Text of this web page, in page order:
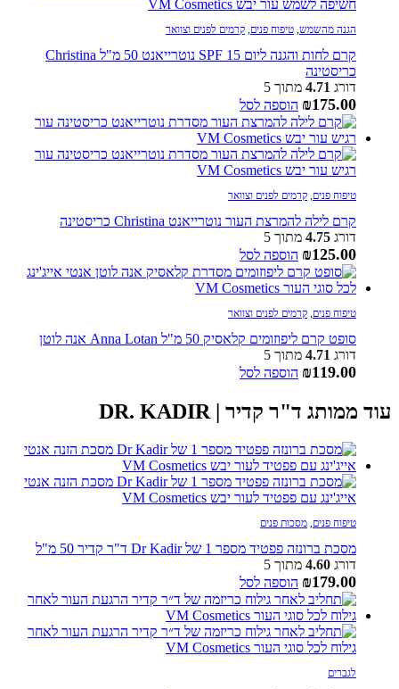
הגנה מהשמש טיפוח פנים קרמים לפנים וצוואר
קרם לחות והגנה ליום SPF 15 נוטרייאנט 50 מ"ל Christina
כריסטינה
דורג 4.71 מתוך 5
₪175.00 הוספה לסל
טיפוח פנים קרמים לפנים וצוואר
קרם לילה להמרצת העור נוטרייאנט Christina כריסטינה
דורג 4.75 מתוך 5
₪125.00 הוספה לסל
טיפוח פנים קרמים לפנים וצוואר
סופט קרם ליפוזומים קלאסיק 50 מ"ל Anna Lotan אנה לוטן
דורג 4.71 מתוך 5
₪119.00 הוספה לסל
עוד ממותג ד"ר קדיר | DR. KADIR
טיפוח פנים מסכות פנים
מסכת ברונזה פפטיד מספר 1 של Dr Kadir ד"ר קדיר 50 מ"ל
דורג 4.60 מתוך 5
₪179.00 הוספה לסל
לגברים